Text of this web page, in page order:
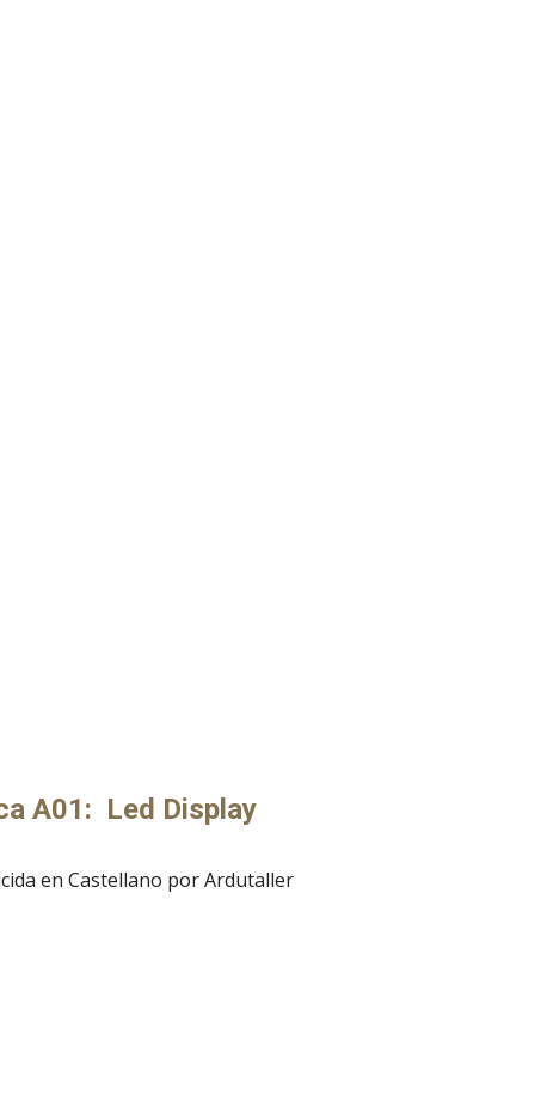
A01: Led Display
en Castellano por Ardutaller